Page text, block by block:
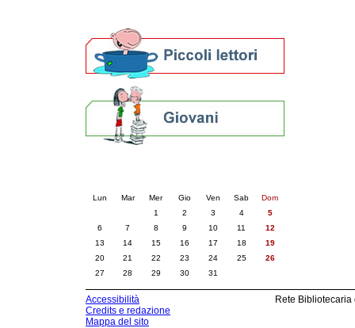
Lun Mar Mer Gio Ven Sab
Dom
1
2 3 4
5
6
7 8 9 10 11
12
13
14 15 16 17 18
19
20
21 22 23 24 25
26
27
28 29 30 31
Accessibilità
Credits e redazione
Mappa del sito
Rete